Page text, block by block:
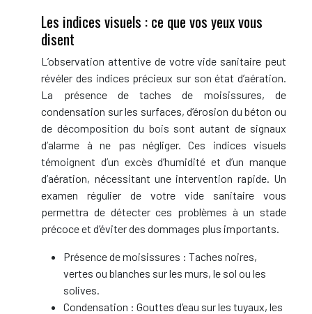
Les indices visuels : ce que vos yeux vous
disent
L’observation attentive de votre vide sanitaire peut
révéler des indices précieux sur son état d’aération.
La présence de taches de moisissures, de
condensation sur les surfaces, d’érosion du béton ou
de décomposition du bois sont autant de signaux
d’alarme à ne pas négliger. Ces indices visuels
témoignent d’un excès d’humidité et d’un manque
d’aération, nécessitant une intervention rapide. Un
examen régulier de votre vide sanitaire vous
permettra de détecter ces problèmes à un stade
précoce et d’éviter des dommages plus importants.
Présence de moisissures : Taches noires,
vertes ou blanches sur les murs, le sol ou les
solives.
Condensation : Gouttes d’eau sur les tuyaux, les